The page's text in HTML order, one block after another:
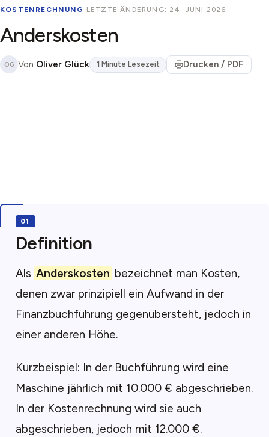
KOSTENRECHNUNG · LETZTE ÄNDERUNG: 24. JUNI 2026
Anderskosten
OG Von Oliver Glück 1 Minute Lesezeit Drucken / PDF
Definition
Als Anderskosten bezeichnet man Kosten,
denen zwar prinzipiell ein Aufwand in der
Finanzbuchführung gegenübersteht, jedoch in
einer anderen Höhe.
Kurzbeispiel: In der Buchführung wird eine
Maschine jährlich mit 10.000 € abgeschrieben.
In der Kostenrechnung wird sie auch
abgeschrieben, jedoch mit 12.000 €.